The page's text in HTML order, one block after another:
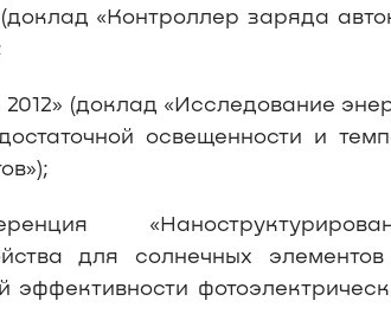
«Контроллер заряда
(доклад «Исследование
освещенности и
для солнечных
эффективности